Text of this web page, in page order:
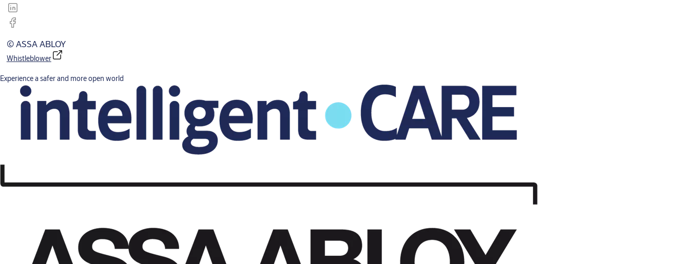
© ASSA ABLOY
Whistleblower
Experience a safer and more open world